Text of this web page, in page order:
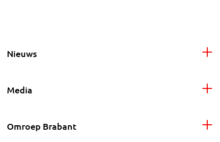
Nieuws
Media
Omroep Brabant